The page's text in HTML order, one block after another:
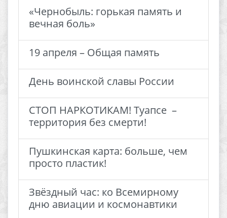
«Чернобыль: горькая память и
вечная боль»
19 апреля – Общая память
День воинской славы России
СТОП НАРКОТИКАМ! Туапсе –
территория без смерти!
Пушкинская карта: больше, чем
просто пластик!
Звёздный час: ко Всемирному
дню авиации и космонавтики